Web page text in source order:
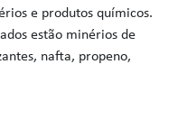
e produtos químicos.
estão minérios de
nafta, propeno,